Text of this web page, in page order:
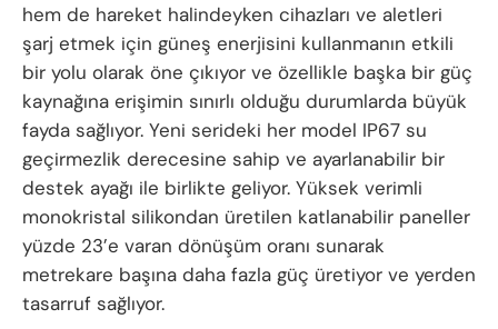
hem de hareket halindeyken cihazları ve aletleri
şarj etmek için güneş enerjisini kullanmanın etkili
bir yolu olarak öne çıkıyor ve özellikle başka bir güç
kaynağına erişimin sınırlı olduğu durumlarda büyük
fayda sağlıyor. Yeni serideki her model IP67 su
geçirmezlik derecesine sahip ve ayarlanabilir bir
destek ayağı ile birlikte geliyor. Yüksek verimli
monokristal silikondan üretilen katlanabilir paneller
yüzde 23’e varan dönüşüm oranı sunarak
metrekare başına daha fazla güç üretiyor ve yerden
tasarruf sağlıyor.